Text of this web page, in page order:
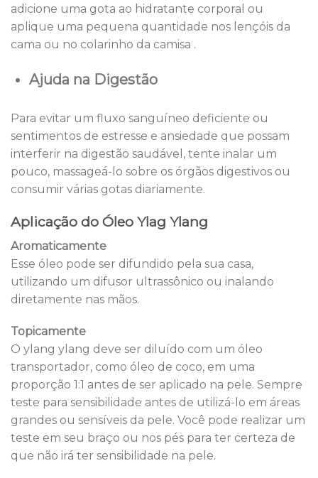
adicione uma gota ao hidratante corporal ou
aplique uma pequena quantidade nos lençóis da
cama ou no colarinho da camisa .
Ajuda na Digestão
Para evitar um fluxo sanguíneo deficiente ou
sentimentos de estresse e ansiedade que possam
interferir na digestão saudável, tente inalar um
pouco, massageá-lo sobre os órgãos digestivos ou
consumir várias gotas diariamente.
Aplicação do Óleo Ylag Ylang
Aromaticamente
Esse óleo pode ser difundido pela sua casa,
utilizando um difusor ultrassônico ou inalando
diretamente nas mãos.
Topicamente
O ylang ylang deve ser diluído com um óleo
transportador, como óleo de coco, em uma
proporção 1:1 antes de ser aplicado na pele. Sempre
teste para sensibilidade antes de utilizá-lo em áreas
grandes ou sensíveis da pele. Você pode realizar um
teste em seu braço ou nos pés para ter certeza de
que não irá ter sensibilidade na pele.